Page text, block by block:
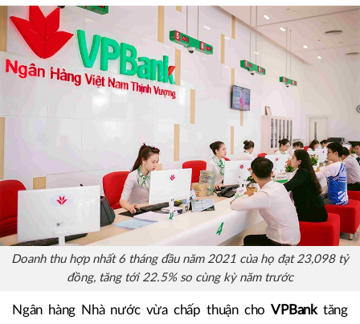
Doanh thu hợp nhất 6 tháng đầu năm 2021 của họ đạt 23,098 tỷ
đồng, tăng tới 22.5% so cùng kỳ năm trước
Ngân hàng Nhà nước vừa chấp thuận choVPBanktăng